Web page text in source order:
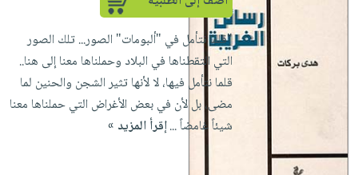
"قلما نتأمل في "ألبومات" الصور... تلك الصور
التي التقطناها في البلاد وحملناها معنا إلى هنا..
قلما نتأمل فيها، لا لأنها تثير الشجن والحنين لما
مضى، بل لأن في بعض الأغراض التي حملناها معنا
شيئاً غامضاً ...إقرأ المزيد »